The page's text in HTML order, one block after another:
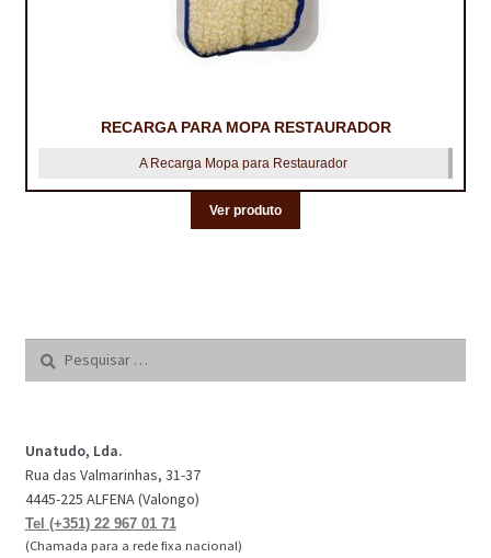
RECARGA PARA MOPA RESTAURADOR
A Recarga Mopa para Restaurador
Ver produto
Pesquisar
Unatudo, Lda.
Rua das Valmarinhas, 31-37
4445-225 ALFENA (Valongo)
Tel (+351) 22 967 01 71
(Chamada para a rede fixa nacional)